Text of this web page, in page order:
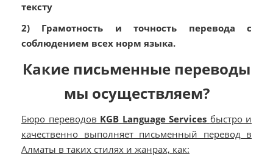
тексту
2) Грамотность и точность перевода с
соблюдением всех норм языка.
Какие письменные переводы
мы осуществляем?
Бюро переводов KGB Language Services быстро и
качественно выполняет письменный перевод в
Алматы в таких стилях и жанрах, как: